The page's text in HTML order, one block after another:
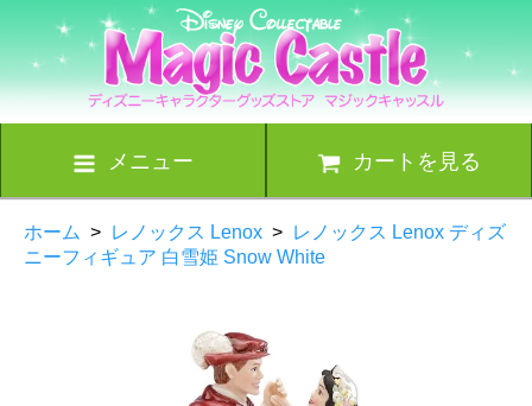
メニュー カートを見る
ホーム > レノックス Lenox > レノックス Lenox ディズ
ニーフィギュア 白雪姫 Snow White